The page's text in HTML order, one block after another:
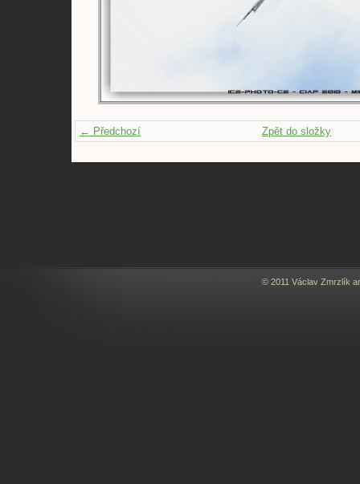
← Předchozí Zpět do složky
© 2011 Václav Zmrzlík